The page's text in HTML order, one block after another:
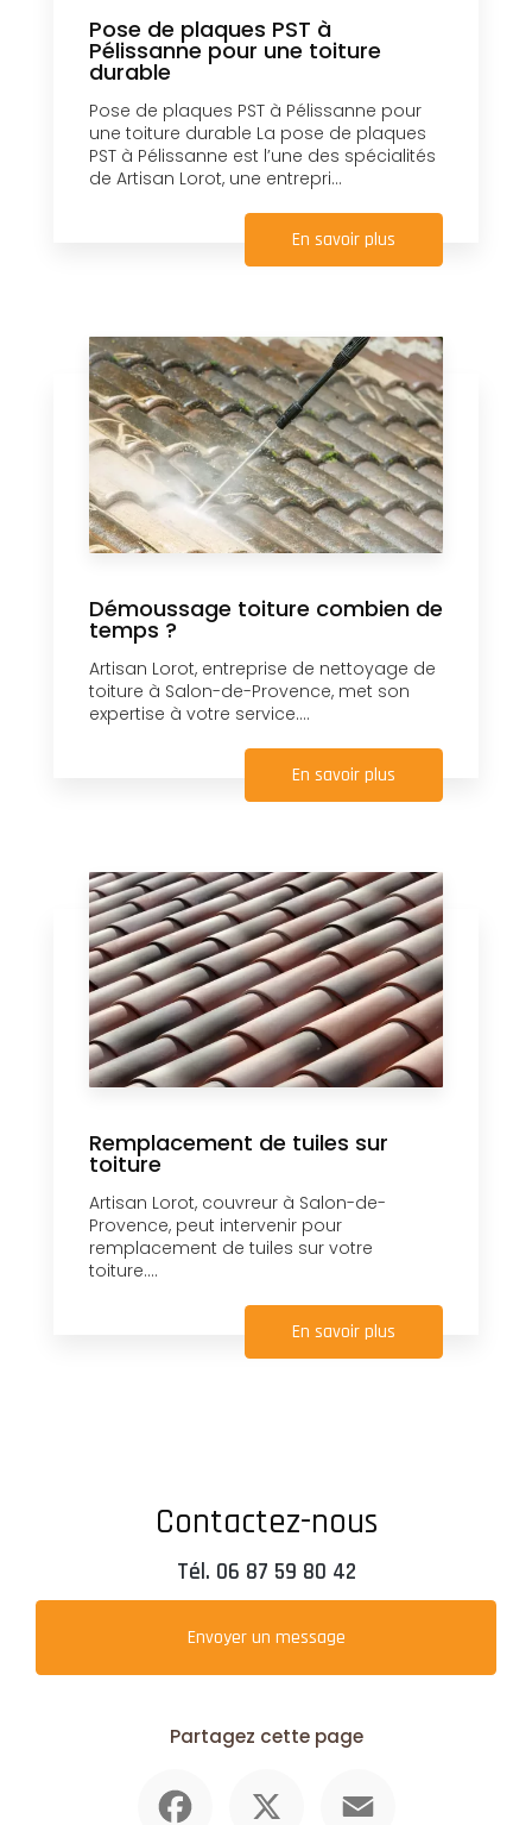
Pose de plaques PST à
Pélissanne pour une toiture
durable
Pose de plaques PST à Pélissanne pour
une toiture durable La pose de plaques
PST à Pélissanne est l’une des spécialités
de Artisan Lorot, une entrepri...
En savoir plus
Démoussage toiture combien de
temps ?
Artisan Lorot, entreprise de nettoyage de
toiture à Salon-de-Provence, met son
expertise à votre service....
En savoir plus
Remplacement de tuiles sur
toiture
Artisan Lorot, couvreur à Salon-de-
Provence, peut intervenir pour
remplacement de tuiles sur votre
toiture....
En savoir plus
Contactez-nous
Tél. 06 87 59 80 42
Envoyer un message
Partagez cette page